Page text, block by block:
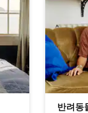
반려동